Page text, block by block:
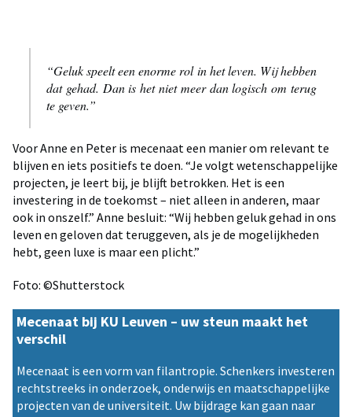
“Geluk speelt een enorme rol in het leven. Wij hebben
dat gehad. Dan is het niet meer dan logisch om terug
te geven.”
Voor Anne en Peter is mecenaat een manier om relevant te
blijven en iets positiefs te doen. “Je volgt wetenschappelijke
projecten, je leert bij, je blijft betrokken. Het is een
investering in de toekomst – niet alleen in anderen, maar
ook in onszelf.” Anne besluit: “Wij hebben geluk gehad in ons
leven en geloven dat teruggeven, als je de mogelijkheden
hebt, geen luxe is maar een plicht.”
Foto: ©Shutterstock
Mecenaat bij KU Leuven – uw steun maakt het
verschil
Mecenaat is een vorm van filantropie. Schenkers investeren
rechtstreeks in onderzoek, onderwijs en maatschappelijke
projecten van de universiteit. Uw bijdrage kan gaan naar